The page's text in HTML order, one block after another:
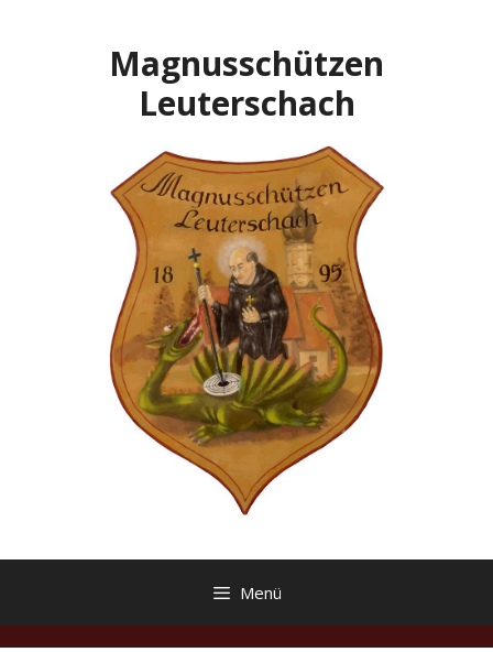
Magnusschützen
Leuterschach
Menü